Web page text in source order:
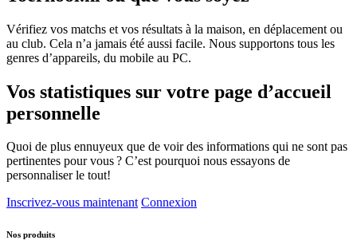
Vérifiez vos matchs et vos résultats à la maison, en déplacement ou
au club. Cela n’a jamais été aussi facile. Nous supportons tous les
genres d’appareils, du mobile au PC.
Vos statistiques sur votre page d’accueil
personnelle
Quoi de plus ennuyeux que de voir des informations qui ne sont pas
pertinentes pour vous ? C’est pourquoi nous essayons de
personnaliser le tout!
Inscrivez-vous maintenant Connexion
Nos produits